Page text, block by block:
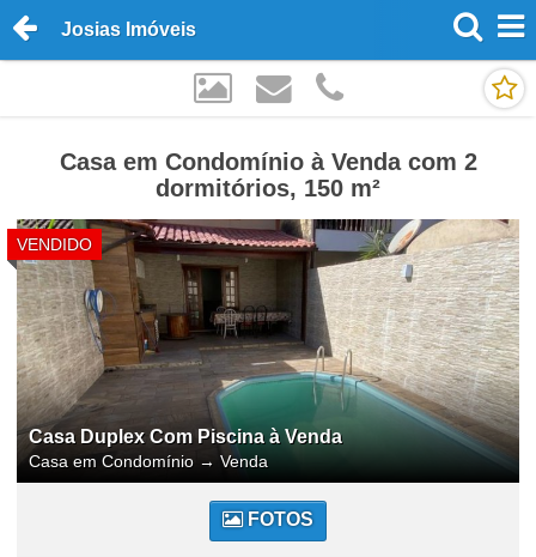
Josias Imóveis
Casa em Condomínio à Venda com 2
dormitórios, 150 m²
VENDIDO
Casa Duplex Com Piscina à Venda
Casa em Condomínio → Venda
FOTOS